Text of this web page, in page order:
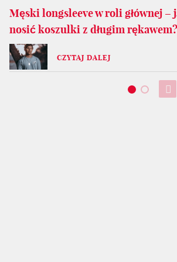
Męski longsleeve w roli głównej –
nosić koszulki z długim rękawem?
CZYTAJ DALEJ